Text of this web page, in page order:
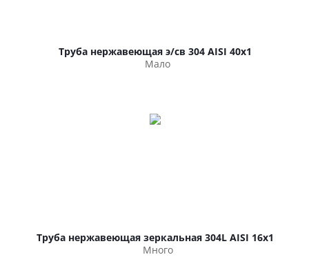
Труба нержавеющая э/св 304 AISI 40х1
Мало
Труба нержавеющая зеркальная 304L AISI 16х1
Много